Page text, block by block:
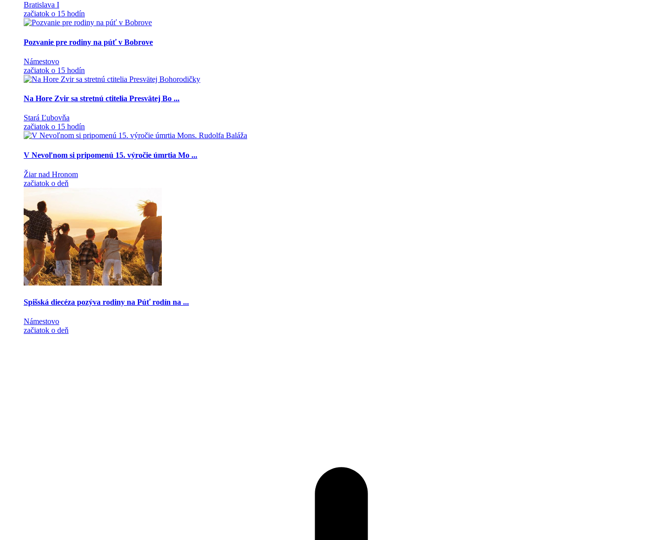
Bratislava I
začiatok o 15 hodín
Pozvanie pre rodiny na púť v Bobrove
Námestovo
začiatok o 15 hodín
Na Hore Zvir sa stretnú ctitelia Presvätej Bo ...
Stará Ľubovňa
začiatok o 15 hodín
V Nevoľnom si pripomenú 15. výročie úmrtia Mo ...
Žiar nad Hronom
začiatok o deň
Spišská diecéza pozýva rodiny na Púť rodín na ...
Námestovo
začiatok o deň